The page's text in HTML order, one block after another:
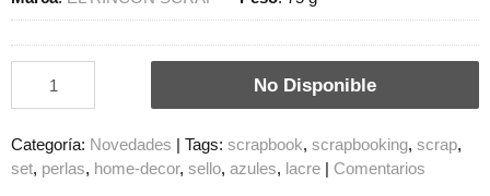
No Disponible
Categoría: Novedades Tags: scrapbook scrapbooking scrap
set perlas home-decor sello azules lacre Comentarios